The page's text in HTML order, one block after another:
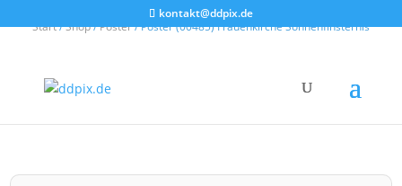
kontakt@ddpix.de
Start/Shop/Poster/ Poster (00485) Frauenkirche Sonnenfinsternis